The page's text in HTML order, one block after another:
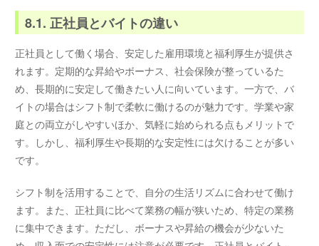
8.1. 正社員とバイトの違い
正社員として働く場合、安定した雇用環境と福利厚生が提供さ
れます。定期的な昇給やボーナス、社会保険が整っているた
め、長期的に安定して働きたい人に向いています。一方で、バ
イトの場合はシフト制で柔軟に働けるのが魅力です。学業や家
庭との両立がしやすいほか、気軽に始められる点もメリットで
す。しかし、福利厚生や長期的な安定性には欠けることが多い
です。
シフト制を活用することで、自分の生活リズムに合わせて働け
ます。また、正社員に比べて業務の幅が狭いため、特定の業務
に集中できます。ただし、ボーナスや昇給の機会が少ないた